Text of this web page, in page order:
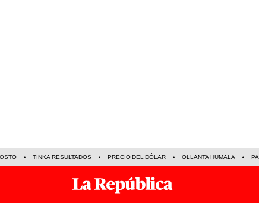
TINKA RESULTADOS PRECIO DEL DÓLAR OLLANTA HUMALA